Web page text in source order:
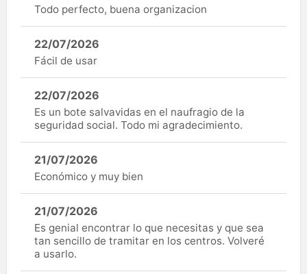
Todo perfecto, buena organizacion
22/07/2026
Fácil de usar
22/07/2026
Es un bote salvavidas en el naufragio de la
seguridad social. Todo mi agradecimiento.
21/07/2026
Económico y muy bien
21/07/2026
Es genial encontrar lo que necesitas y que sea
tan sencillo de tramitar en los centros. Volveré
a usarlo.